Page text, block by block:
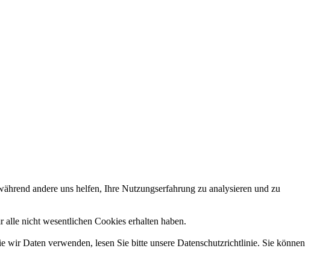
andere uns helfen, Ihre Nutzungserfahrung zu analysieren und zu
alle nicht wesentlichen Cookies erhalten haben.
Daten verwenden, lesen Sie bitte unsere Datenschutzrichtlinie. Sie können